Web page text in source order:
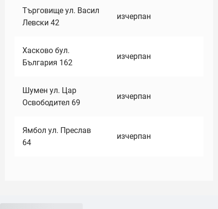
Търговище ул. Васил
Левски 42
изчерпан
Хасково бул.
България 162
изчерпан
Шумен ул. Цар
Освободител 69
изчерпан
Ямбол ул. Преслав
64
изчерпан